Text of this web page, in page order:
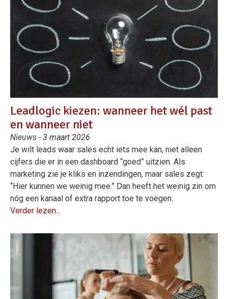
Leadlogic kiezen: wanneer het wél past
en wanneer niet
Nieuws - 3 maart 2026
Je wilt leads waar sales echt iets mee kan, niet alleen
cijfers die er in een dashboard “goed” uitzien. Als
marketing zie je kliks en inzendingen, maar sales zegt:
“Hier kunnen we weinig mee.” Dan heeft het weinig zin om
nóg een kanaal of extra rapport toe te voegen.
Verder lezen...